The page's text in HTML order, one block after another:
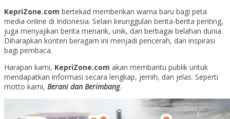
KepriZone.com bertekad memberikan warna baru bagi peta
media online di Indonesia. Selain keunggulan berita-berita penting,
juga menyajikan berita menarik, unik, dari berbagai belahan dunia.
Diharapkan konten beragam ini menjadi pencerah, dan inspirasi
bagi pembaca.
Harapan kami, KepriZone.com akan membantu publik untuk
mendapatkan informasi secara lengkap, jernih, dan jelas. Seperti
motto kami, Berani dan Berimbang.